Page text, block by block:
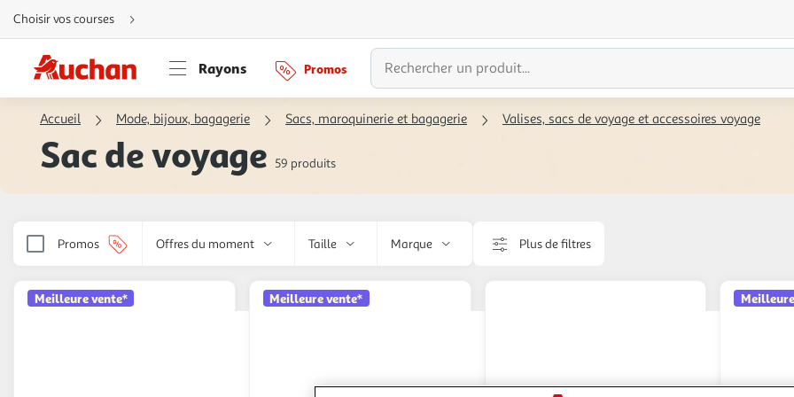
Aller
directement
au
Aller
directement
à
la
Aller
la
navigation
besoin
Choisir vos courses
Rayons Promos
Accueil Mode, bijoux, bagagerie Sacs, maroquinerie et bagagerie Valises, sacs de voyage et accessoires voyage
Sac de voyage 59 produits
Promos Offres du moment Taille Marque Plus de filtres
Meilleure vente* Meilleure vente*